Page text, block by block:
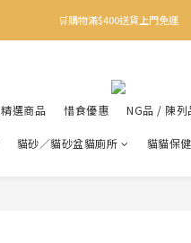
✨下載Three Little Meow App 即享多重
🛒購物滿$400送貨上門免運
精選商品 惜食優惠 NG品 / 陳列
貓砂／貓砂盆貓廁所 貓貓保